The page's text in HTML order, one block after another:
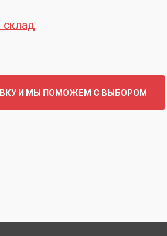
склад
И МЫ ПОМОЖЕМ С ВЫБОРОМ